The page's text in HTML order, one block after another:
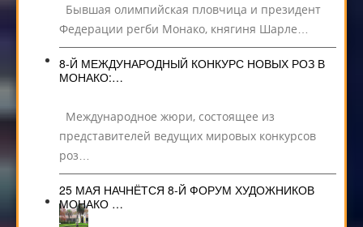
Бывшая олимпийская пловчица и президент
Федерации регби Монако, княгиня Шарле…
8-Й МЕЖДУНАРОДНЫЙ КОНКУРС НОВЫХ РОЗ В
МОНАКО:…
Международное жюри, состоящее из
представителей ведущих мировых конкурсов
роз…
25 МАЯ НАЧНЁТСЯ 8-Й ФОРУМ ХУДОЖНИКОВ
МОНАКО …